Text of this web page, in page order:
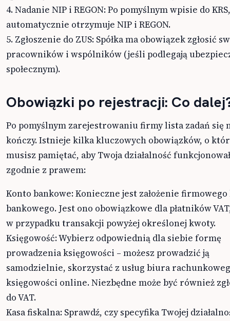
4. Nadanie NIP i REGON: Po pomyślnym wpisie do
automatycznie otrzymuje NIP i REGON.
5. Zgłoszenie do ZUS: Spółka ma obowiązek zgłosić
pracowników i wspólników (jeśli podlegają
społecznym).
Obowiązki po rejestracji: Co
Po pomyślnym zarejestrowaniu firmy lista zadań się
kończy. Istnieje kilka kluczowych obowiązków, o
musisz pamiętać, aby Twoja działalność
zgodnie z prawem:
Konto bankowe: Konieczne jest założenie
bankowego. Jest ono obowiązkowe dla płatników
w przypadku transakcji powyżej określonej kwoty.
Księgowość: Wybierz odpowiednią dla siebie formę
prowadzenia księgowości – możesz prowadzić ją
samodzielnie, skorzystać z usług biura
księgowości online. Niezbędne może być również
do VAT.
Kasa fiskalna: Sprawdź, czy specyfika Twojej